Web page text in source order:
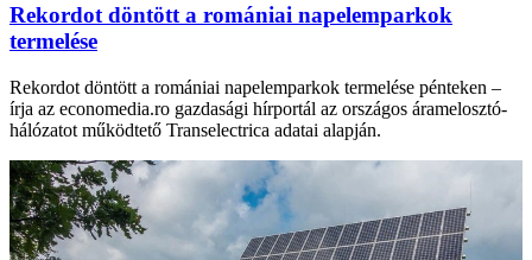
Rekordot döntött a romániai napelemparkok
termelése
Rekordot döntött a romániai napelemparkok termelése pénteken –
írja az economedia.ro gazdasági hírportál az országos áramelosztó-
hálózatot működtető Transelectrica adatai alapján.